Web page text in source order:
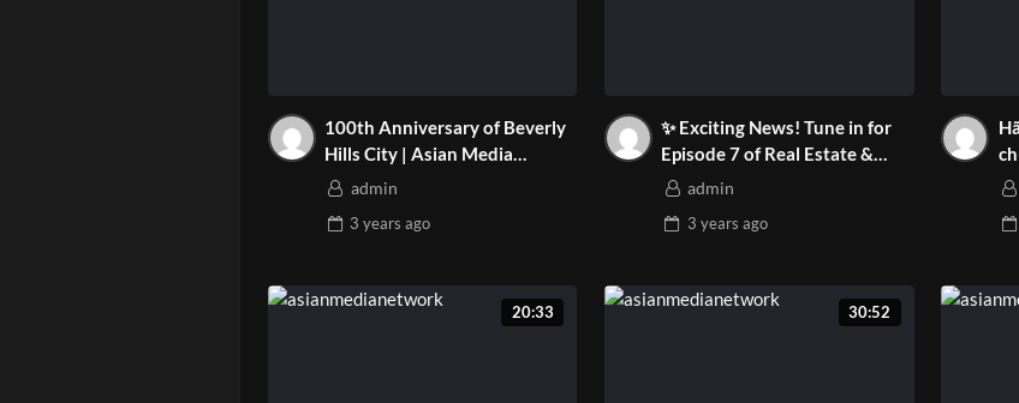
100th Anniversary of Beverly
Hills City | Asian Media
Network
admin
3 years ago
✨ Exciting News! Tune in for
Episode 7 of Real Estate &
Lifestyles on Asian Media
admin
3 years ago
20:33 30:52